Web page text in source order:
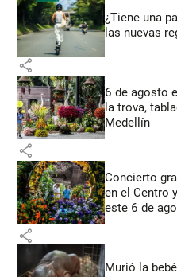
¿Tiene una
las nuevas
share
6 de agosto
la trova,
Medellín
share
Concierto
en el Centro
este 6 de
share
Murió la